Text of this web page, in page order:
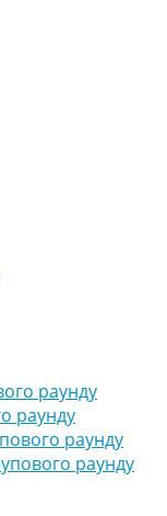
раунду
раунду
раунду
раунду